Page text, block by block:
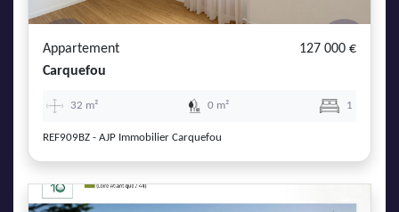
Appartement
127 000 €
Carquefou
32 m² 0 m² 1
REF909BZ - AJP Immobilier Carquefou